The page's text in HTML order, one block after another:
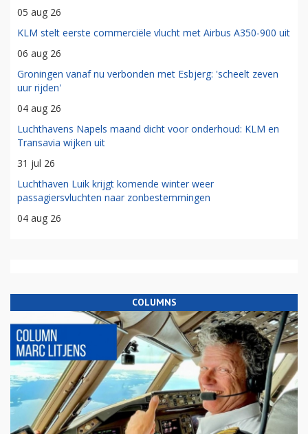
05 aug 26
KLM stelt eerste commerciële vlucht met Airbus A350-900 uit
06 aug 26
Groningen vanaf nu verbonden met Esbjerg: 'scheelt zeven
uur rijden'
04 aug 26
Luchthavens Napels maand dicht voor onderhoud: KLM en
Transavia wijken uit
31 jul 26
Luchthaven Luik krijgt komende winter weer
passagiersvluchten naar zonbestemmingen
04 aug 26
COLUMNS